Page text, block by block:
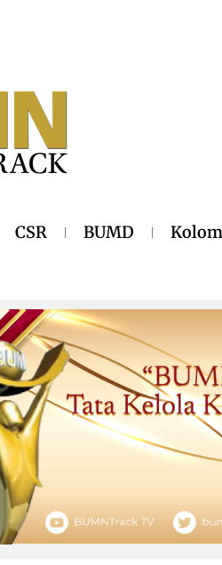
CSR BUMD